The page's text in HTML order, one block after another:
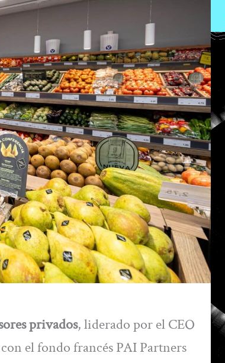
privados, liderado por el CEO
el fondo francés PAI Partners